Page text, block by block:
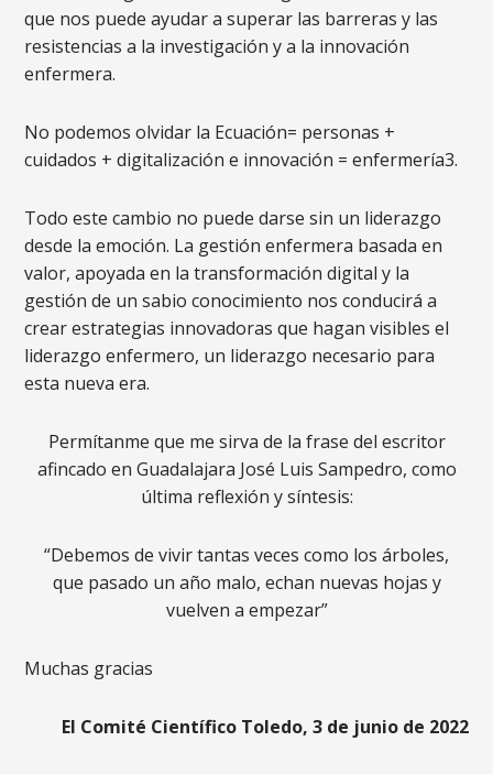
que nos puede ayudar a superar las barreras y las
resistencias a la investigación y a la innovación
enfermera.
No podemos olvidar la Ecuación= personas +
cuidados + digitalización e innovación = enfermería3.
Todo este cambio no puede darse sin un liderazgo
desde la emoción. La gestión enfermera basada en
valor, apoyada en la transformación digital y la
gestión de un sabio conocimiento nos conducirá a
crear estrategias innovadoras que hagan visibles el
liderazgo enfermero, un liderazgo necesario para
esta nueva era.
Permítanme que me sirva de la frase del escritor
afincado en Guadalajara José Luis Sampedro, como
última reflexión y síntesis:
“Debemos de vivir tantas veces como los árboles,
que pasado un año malo, echan nuevas hojas y
vuelven a empezar”
Muchas gracias
El Comité Científico Toledo, 3 de junio de 2022